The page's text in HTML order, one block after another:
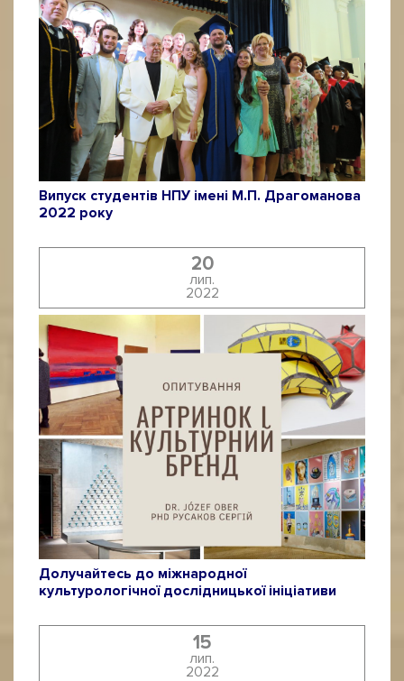
Випуск студентів НПУ імені М.П. Драгоманова
2022 року
20
лип.
2022
Долучайтесь до міжнародної
культурологічної дослідницької ініціативи
15
лип.
2022